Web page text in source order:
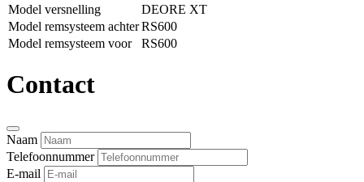
Model versnelling
DEORE XT
Model remsysteem achterRS600
Model remsysteem voor
RS600
Contact
Naam
Telefoonnummer
E-mail